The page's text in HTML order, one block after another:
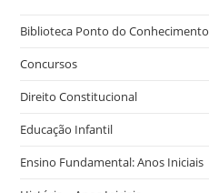
Biblioteca Ponto do Conhecimento
Concursos
Direito Constitucional
Educação Infantil
Ensino Fundamental: Anos Iniciais